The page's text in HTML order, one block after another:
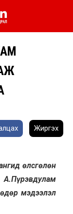
Жиргэх
өлсгөлөн
А.Пүрэвдулам
мэдээлэл